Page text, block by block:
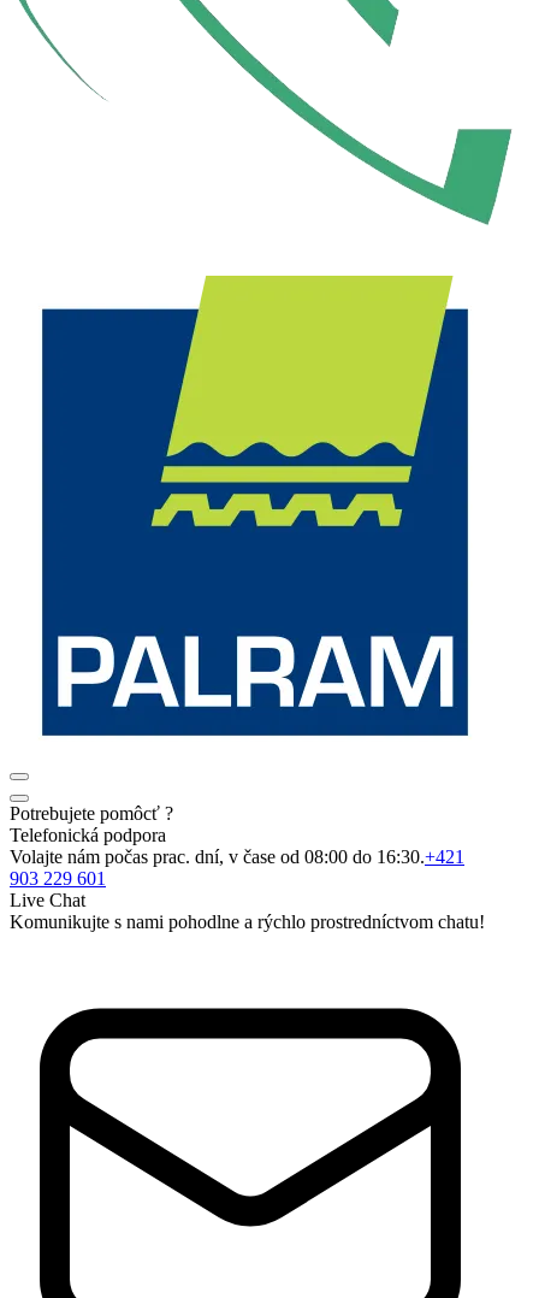
Potrebujete pomôcť ?
Telefonická podpora
Volajte nám počas prac. dní, v čase od 08:00 do 16:30.+421
903 229 601
Live Chat
Komunikujte s nami pohodlne a rýchlo prostredníctvom chatu!